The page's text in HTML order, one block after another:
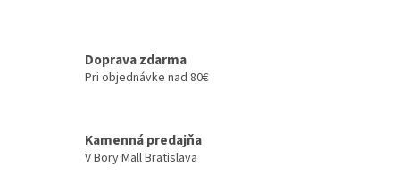
Doprava zdarma
Pri objednávke nad 80€
Kamenná predajňa
V Bory Mall Bratislava